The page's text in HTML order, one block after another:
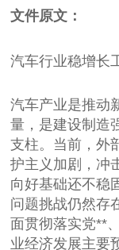
文件原文：
汽车行业稳增长
汽车产业是推动
量，是建设制造
支柱。当前，外
护主义加剧，冲
向好基础还不稳
问题挑战仍然存
面贯彻落实党**
业经济发展主要